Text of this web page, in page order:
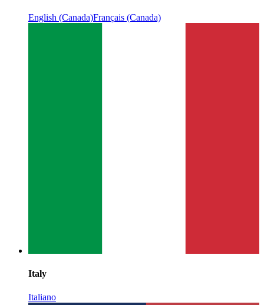
English (Canada)Français (Canada)
Italy
Italiano